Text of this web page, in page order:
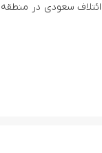
ائتلاف سعودی در منطقه